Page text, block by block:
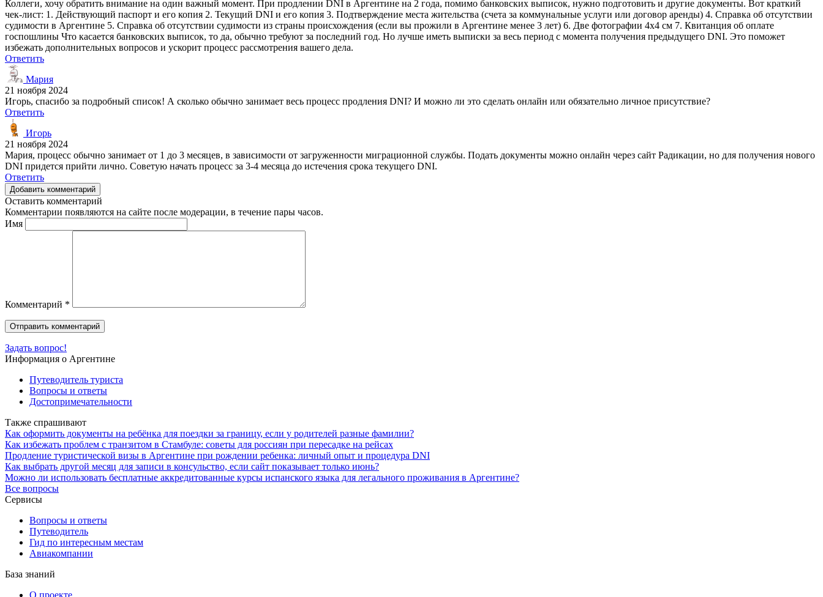
Коллеги, хочу обратить внимание на один важный момент. При продлении DNI в Аргентине на 2 года, помимо банковских выписок, нужно подготовить и другие документы. Вот краткий
чек-лист: 1. Действующий паспорт и его копия 2. Текущий DNI и его копия 3. Подтверждение места жительства (счета за коммунальные услуги или договор аренды) 4. Справка об отсутствии
судимости в Аргентине 5. Справка об отсутствии судимости из страны происхождения (если вы прожили в Аргентине менее 3 лет) 6. Две фотографии 4x4 см 7. Квитанция об оплате
госпошлины Что касается банковских выписок, то да, обычно требуют за последний год. Но лучше иметь выписки за весь период с момента получения предыдущего DNI. Это поможет
избежать дополнительных вопросов и ускорит процесс рассмотрения вашего дела.
Ответить
Мария
21 ноября 2024
Игорь, спасибо за подробный список! А сколько обычно занимает весь процесс продления DNI? И можно ли это сделать онлайн или обязательно личное присутствие?
Ответить
Игорь
21 ноября 2024
Мария, процесс обычно занимает от 1 до 3 месяцев, в зависимости от загруженности миграционной службы. Подать документы можно онлайн через сайт Радикации, но для получения нового
DNI придется прийти лично. Советую начать процесс за 3-4 месяца до истечения срока текущего DNI.
Ответить
Добавить комментарий
Оставить комментарий
Комментарии появляются на сайте после модерации, в течение пары часов.
Имя
Комментарий *
Задать вопрос!
Информация о Аргентине
Путеводитель туриста
Вопросы и ответы
Достопримечательности
Также спрашивают
Как оформить документы на ребёнка для поездки за границу, если у родителей разные фамилии?
Как избежать проблем с транзитом в Стамбуле: советы для россиян при пересадке на рейсах
Продление туристической визы в Аргентине при рождении ребенка: личный опыт и процедура DNI
Как выбрать другой месяц для записи в консульство, если сайт показывает только июнь?
Можно ли использовать бесплатные аккредитованные курсы испанского языка для легального проживания в Аргентине?
Все вопросы
Сервисы
Вопросы и ответы
Путеводитель
Гид по интересным местам
Авиакомпании
База знаний
О проекте